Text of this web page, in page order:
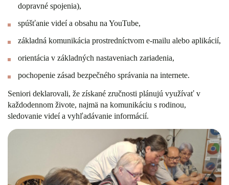
dopravné spojenia),
spúšťanie videí a obsahu na YouTube,
základná komunikácia prostredníctvom e‑mailu alebo aplikácií,
orientácia v základných nastaveniach zariadenia,
pochopenie zásad bezpečného správania na internete.
Seniori deklarovali, že získané zručnosti plánujú využívať v
každodennom živote, najmä na komunikáciu s rodinou,
sledovanie videí a vyhľadávanie informácií.